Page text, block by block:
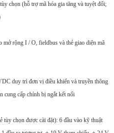
chọn (hỗ trợ mã hóa gia tăng và tuyệt đối;
rộng I / O, fieldbus và thẻ giao diện mã
duy trì đơn vị điều khiển và truyền thông
cung cấp chính bị ngắt kết nối
tùy chọn được cài đặt): 6 đầu vào kỹ thuật